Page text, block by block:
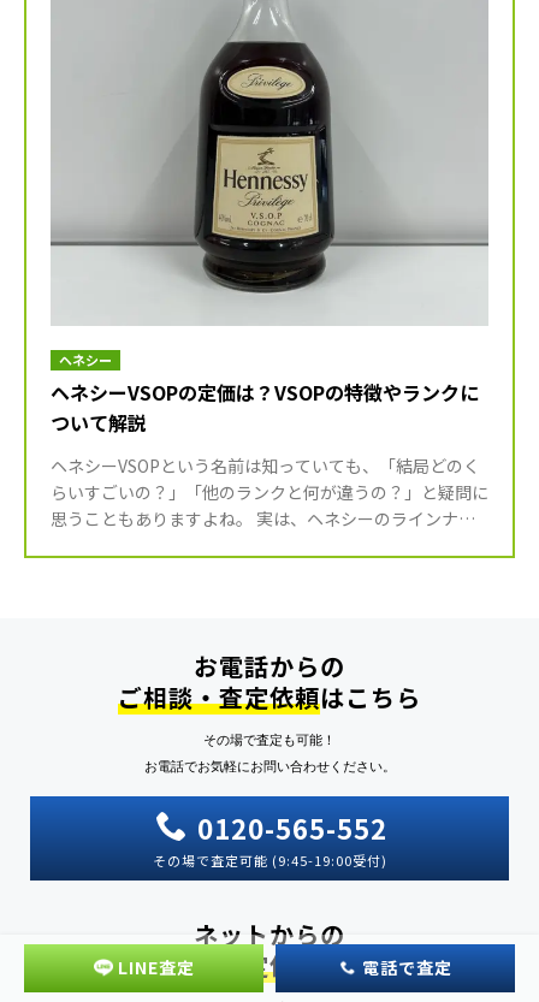
ヘネシー
ヘネシーVSOPの定価は？VSOPの特徴やランクに
ついて解説
ヘネシーVSOPという名前は知っていても、「結局どのく
らいすごいの？」「他のランクと何が違うの？」と疑問に
思うこともありますよね。 実は、ヘネシーのラインナッ
お電話からの
ご相談・査定依頼はこちら
その場で査定も可能！
お電話でお気軽にお問い合わせください。
0120-565-552
その場で査定可能 (9:45-19:00受付)
ネットからの
ご相談・査定依頼はこちら
LINE査定 電話で査定